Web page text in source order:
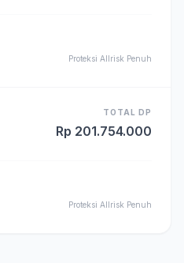
Proteksi Allrisk Penuh
TOTAL DP
Rp 201.754.000
Proteksi Allrisk Penuh